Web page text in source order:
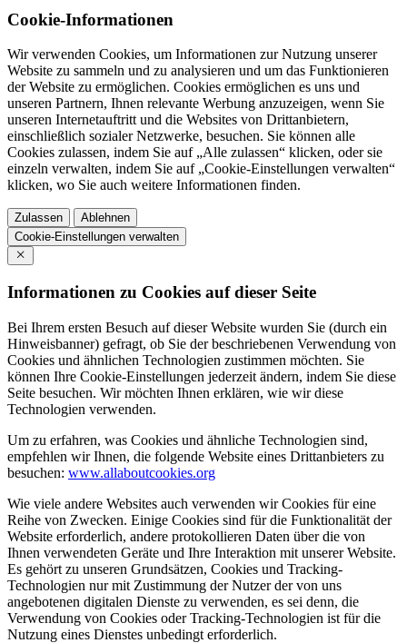
Cookie-Informationen
Wir verwenden Cookies, um Informationen zur Nutzung unserer
Website zu sammeln und zu analysieren und um das Funktionieren
der Website zu ermöglichen. Cookies ermöglichen es uns und
unseren Partnern, Ihnen relevante Werbung anzuzeigen, wenn Sie
unseren Internetauftritt und die Websites von Drittanbietern,
einschließlich sozialer Netzwerke, besuchen. Sie können alle
Cookies zulassen, indem Sie auf „Alle zulassen“ klicken, oder sie
einzeln verwalten, indem Sie auf „Cookie-Einstellungen verwalten“
klicken, wo Sie auch weitere Informationen finden.
Zulassen
Ablehnen
Cookie-Einstellungen verwalten
Informationen zu Cookies auf dieser Seite
Bei Ihrem ersten Besuch auf dieser Website wurden Sie (durch ein
Hinweisbanner) gefragt, ob Sie der beschriebenen Verwendung von
Cookies und ähnlichen Technologien zustimmen möchten. Sie
können Ihre Cookie-Einstellungen jederzeit ändern, indem Sie diese
Seite besuchen. Wir möchten Ihnen erklären, wie wir diese
Technologien verwenden.
Um zu erfahren, was Cookies und ähnliche Technologien sind,
empfehlen wir Ihnen, die folgende Website eines Drittanbieters zu
besuchen: www.allaboutcookies.org
Wie viele andere Websites auch verwenden wir Cookies für eine
Reihe von Zwecken. Einige Cookies sind für die Funktionalität der
Website erforderlich, andere protokollieren Daten über die von
Ihnen verwendeten Geräte und Ihre Interaktion mit unserer Website.
Es gehört zu unseren Grundsätzen, Cookies und Tracking-
Technologien nur mit Zustimmung der Nutzer der von uns
angebotenen digitalen Dienste zu verwenden, es sei denn, die
Verwendung von Cookies oder Tracking-Technologien ist für die
Nutzung eines Dienstes unbedingt erforderlich.